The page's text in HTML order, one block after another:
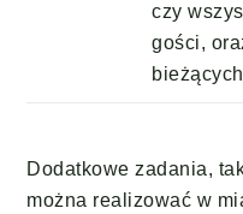
czy
gości,
Dodatkowe zadania,
można realizować w